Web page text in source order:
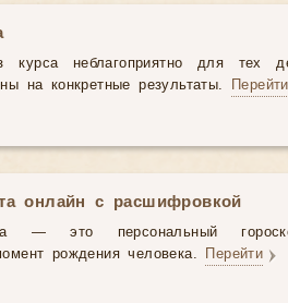
неблагоприятно для тех
на конкретные результаты. Перейти
онлайн с расшифровкой
— это персональный
рождения человека. Перейти